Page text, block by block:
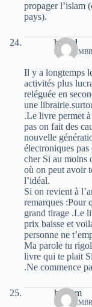
propager l’islam
pays).
hamid
9
Il y a longtemps
activités plus
reléguée en
une
.Le livre permet
pas on fait des
nouvelle
électroniques
cher Si au moins
où on peut avoir
l’idéal.
Si on revient à
remarques :Pour
grand tirage .Le
prix baisse et
personne ne
Ma parole tu
livre qui te plait
.Ne commence
hicham
9